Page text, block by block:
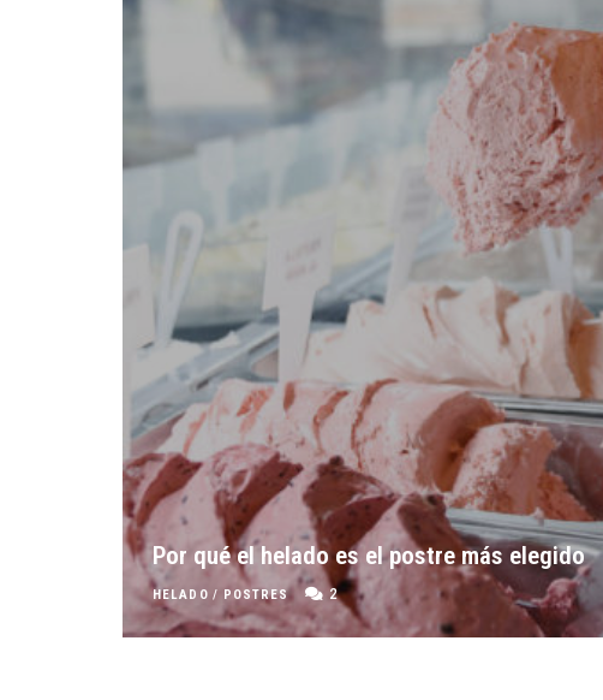
Por qué el helado es el postre más elegido
HELADO / POSTRES 2